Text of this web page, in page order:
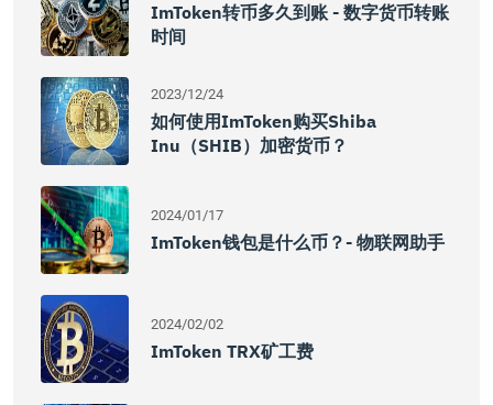
ImToken转币多久到账 - 数字货币转账
时间
2023/12/24
如何使用imToken购买Shiba
Inu（SHIB）加密货币？
2024/01/17
ImToken钱包是什么币？- 物联网助手
2024/02/02
ImToken TRX矿工费